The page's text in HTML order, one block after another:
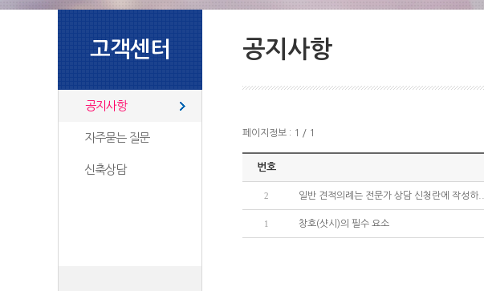
고객센터
공지사항
자주묻는 질문
신축상담
공지사항
페이지정보 : 1 / 1
번호
2 일반 견적의례는 전문가 상담 신청란에 작성하...
1 창호(샷시)의 필수 요소